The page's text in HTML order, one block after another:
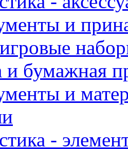
и
и бумажная
и
-